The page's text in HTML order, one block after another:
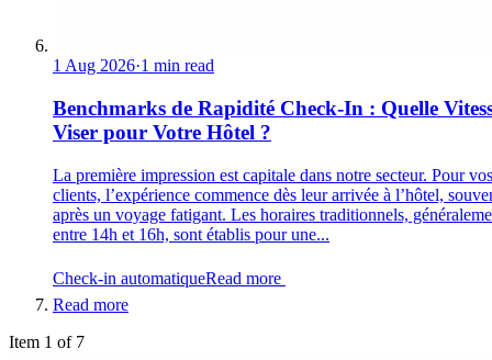
1 Aug 2026·1 min read
Benchmarks de Rapidité Check-In : Quelle
Viser pour Votre Hôtel ?
La première impression est capitale dans notre secteur. Pour vos
clients, l’expérience commence dès leur arrivée à l’hôtel,
après un voyage fatigant. Les horaires traditionnels,
entre 14h et 16h, sont établis pour une...
Check-in automatiqueRead more
Read more
Item 1 of 7